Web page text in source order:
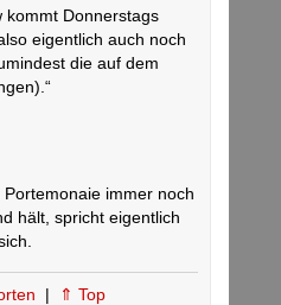
kommt Donnerstags
eigentlich auch noch
die auf dem
immer noch
hält, spricht eigentlich
| ⇑ Top